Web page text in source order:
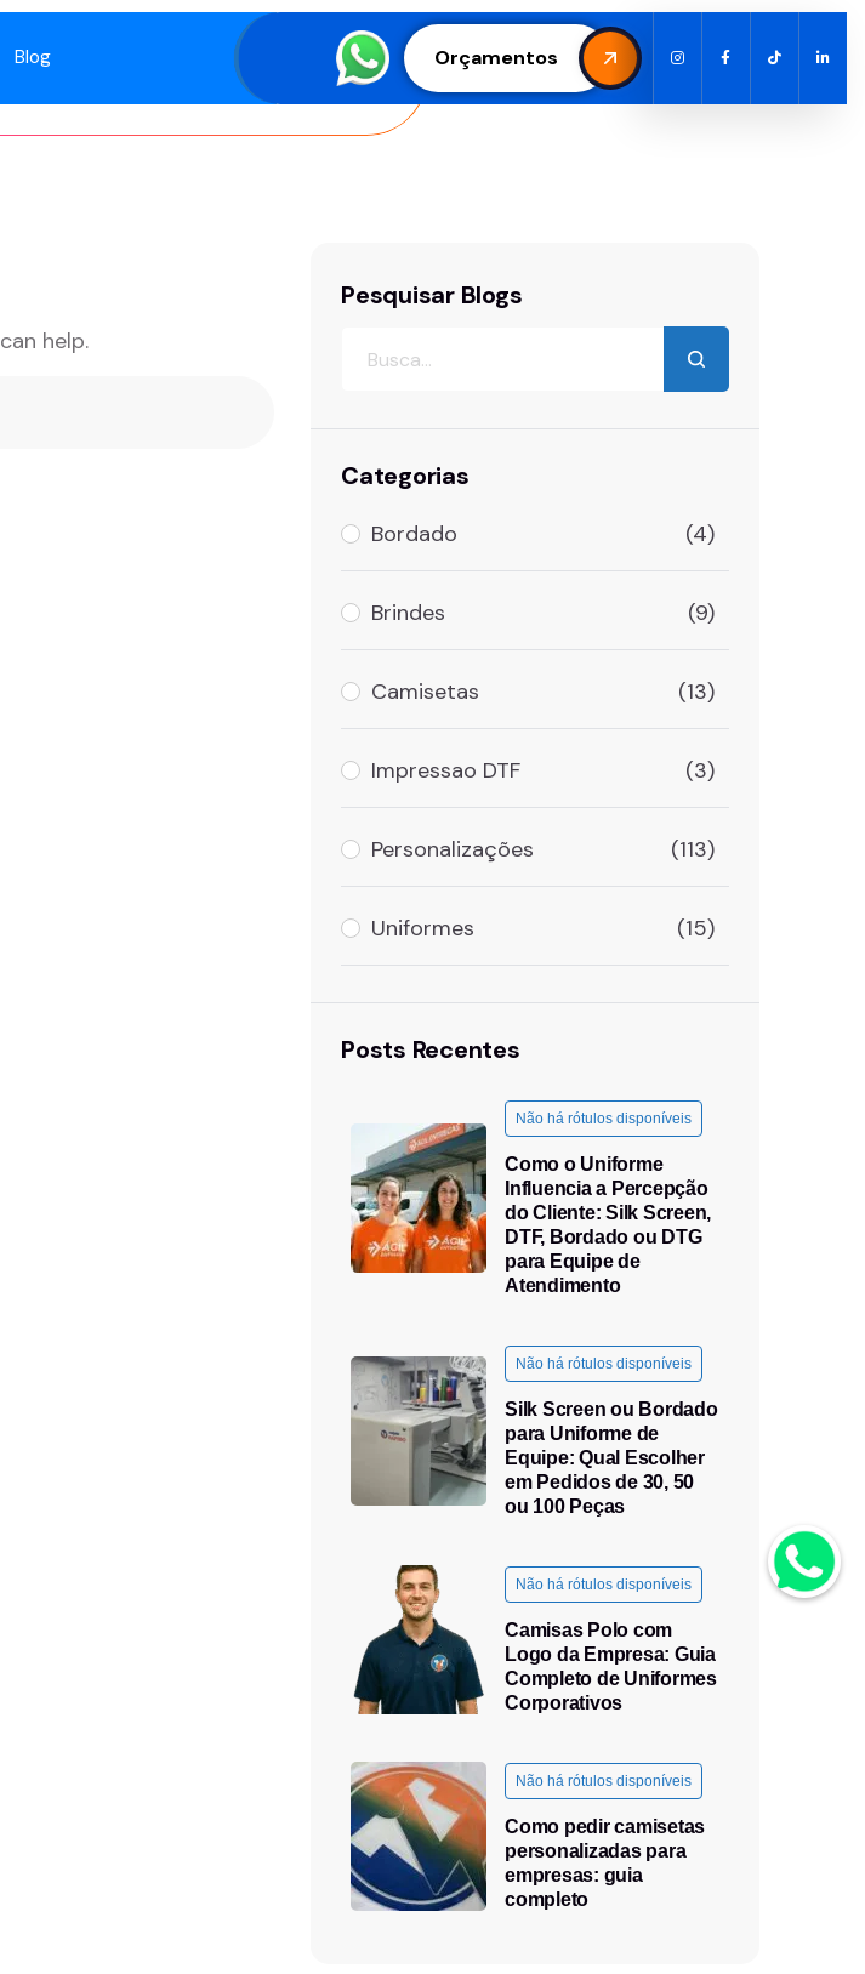
Blog Orçamentos
help.
Pesquisar Blogs
Categorias
Bordado (4)
Brindes (9)
Camisetas (13)
Impressao DTF (3)
Personalizações (113)
Uniformes (15)
Posts Recentes
Não há rótulos disponíveis
Como o Uniforme
Influencia a Percepção
do Cliente: Silk Screen,
DTF, Bordado ou DTG
para Equipe de
Atendimento
Não há rótulos disponíveis
Silk Screen ou Bordado
para Uniforme de
Equipe: Qual Escolher
em Pedidos de 30, 50
ou 100 Peças
Não há rótulos disponíveis
Camisas Polo com
Logo da Empresa: Guia
Completo de Uniformes
Corporativos
Não há rótulos disponíveis
Como pedir camisetas
personalizadas para
empresas: guia
completo